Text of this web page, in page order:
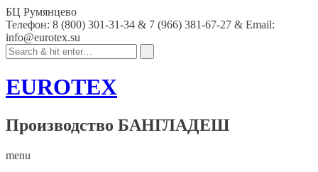
БЦ Румянцево
Телефон: 8 (800) 301-31-34 & 7 (966) 381-67-27 & Email:
info@eurotex.su
EUROTEX
Производство БАНГЛАДЕШ
menu